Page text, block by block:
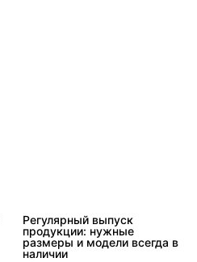
Регулярный выпуск
продукции: нужные
размеры и модели всегда в
наличии